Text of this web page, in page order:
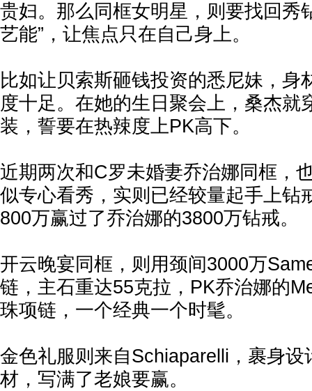
贵妇。那么同框女明星，则要找回秀
艺能”，让焦点只在自己身上。
比如让贝索斯砸钱投资的悉尼妹，身
度十足。在她的生日聚会上，桑杰就
装，誓要在热辣度上PK高下。
近期两次和C罗未婚妻乔治娜同框，
似专心看秀，实则已经较量起手上钻
800万赢过了乔治娜的3800万钻戒。
开云晚宴同框，则用颈间3000万
链，主石重达55克拉，PK乔治娜的
珠项链，一个经典一个时髦。
金色礼服则来自Schiaparelli，裹身设
材，写满了老娘要赢。